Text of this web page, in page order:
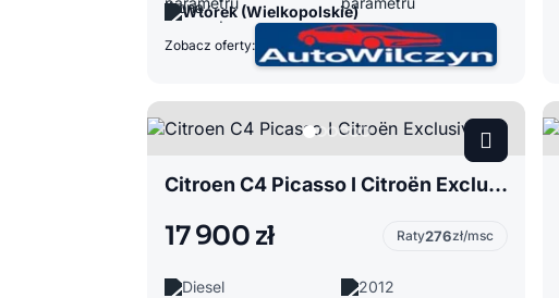
Wtórek (Wielkopolskie)
Zobacz oferty:
Citroen C4 Picasso I Citroën Exclusive
17 900 zł Raty276zł/msc
Diesel
2012